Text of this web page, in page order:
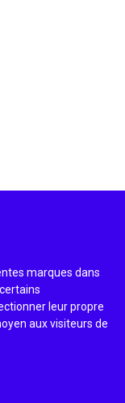
marques dans
leur propre
aux visiteurs de